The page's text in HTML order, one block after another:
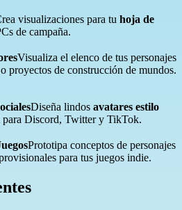
visualizaciones para tu hoja de
de campaña.
Visualiza el elenco de tus personajes
proyectos de construcción de mundos.
Diseña lindos avatares estilo
para Discord, Twitter y TikTok.
Prototipa conceptos de personajes
para tus juegos indie.